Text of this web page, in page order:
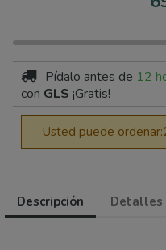
Pídalo antes de 12
con GLS ¡Gratis!
Usted puede
Descripción Detalles